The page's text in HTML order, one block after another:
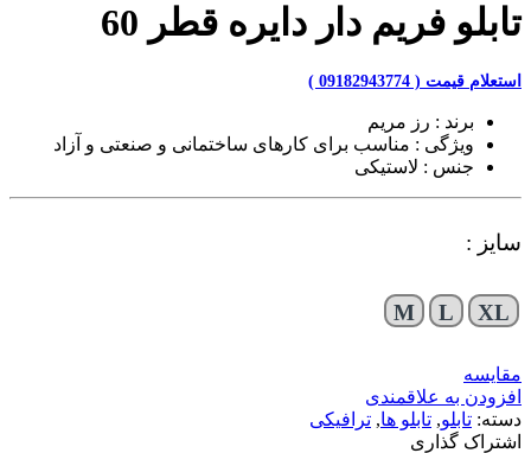
تابلو فریم دار دایره قطر 60
برند : رز مریم
ویژگی : مناسب برای کارهای ساختمانی و صنعتی و آزاد
جنس : لاستیکی
سایز :
M L XL
مقایسه
افزودن به علاقمندی
دسته: تابلو, تابلو ها, ترافیکی
اشتراک گذاری